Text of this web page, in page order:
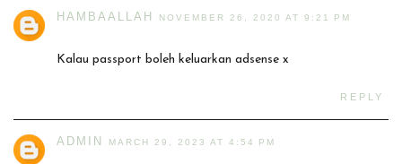
HAMBAALLAH NOVEMBER 26, 2020 AT 9:21 PM
Kalau passport boleh keluarkan adsense x
REPLY
ADMIN MARCH 29, 2023 AT 4:54 PM